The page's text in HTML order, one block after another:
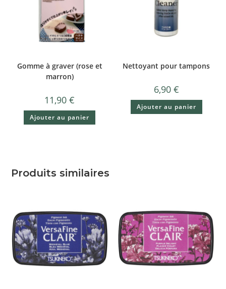
Gomme à graver (rose et
marron)
11,90€
Ajouter au panier
Nettoyant pour tampons
6,90 €
Ajouter au panier
Produits similaires